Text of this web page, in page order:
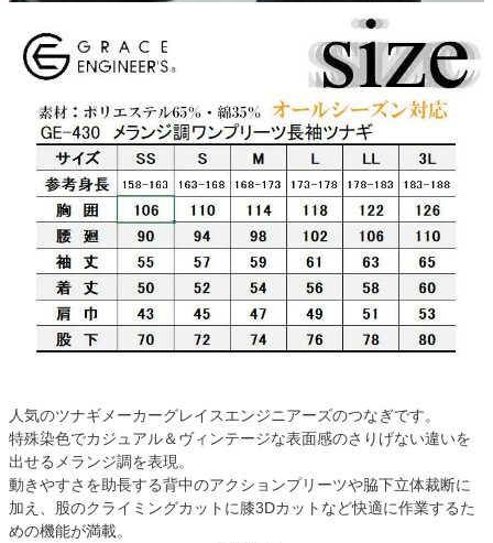
人気のツナギメーカーグレイスエンジニアーズのつなぎです。
特殊染色でカジュアル＆ヴィンテージな表面感のさりげない違いを
出せるメランジ調を表現。
動きやすさを助長する背中のアクションプリーツや脇下立体裁断に
加え、股のクライミングカットに膝3Dカットなど快適に作業するた
めの機能が満載。